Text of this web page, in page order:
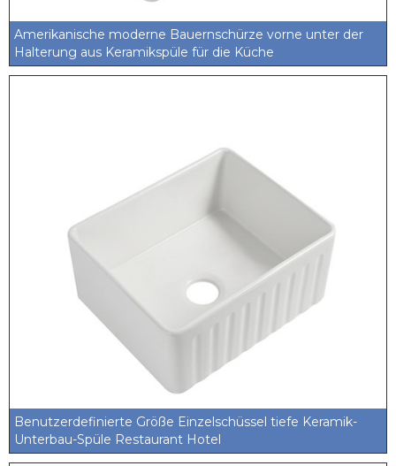
Amerikanische moderne Bauernschürze vorne unter der
Halterung aus Keramikspüle für die Küche
Benutzerdefinierte Größe Einzelschüssel tiefe Keramik-
Unterbau-Spüle Restaurant Hotel